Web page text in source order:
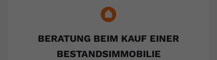
BERATUNG BEIM KAUF EINER
BESTANDSIMMOBILIE